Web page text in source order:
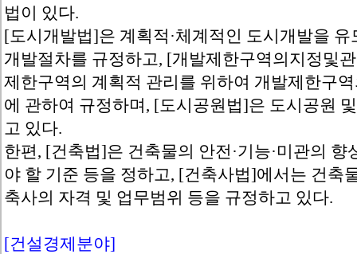
법이 있다.
[도시개발법]은 계획적·체계적인 도시개발을
개발절차를 규정하고, [개발제한구역의지정및
제한구역의 계획적 관리를 위하여 개발제한구
에 관하여 규정하며, [도시공원법]은 도시공원
고 있다.
한편, [건축법]은 건축물의 안전·기능·미관의
야 할 기준 등을 정하고, [건축사법]에서는 건축
축사의 자격 및 업무범위 등을 규정하고 있다.
[건설경제분야]